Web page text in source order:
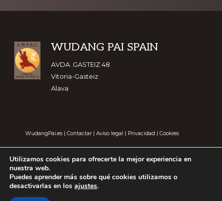
Footer
WUDANG PAI SPAIN
AVDA .GASTEIZ 48
Vitoria-Gasteiz
Alava
WudangPai.es| Contactar| Aviso legal | Privacidad | Cookies
Utilizamos cookies para ofrecerte la mejor experiencia en
nuestra web.
Puedes aprender más sobre qué cookies utilizamos o
desactivarlas en los ajustes.